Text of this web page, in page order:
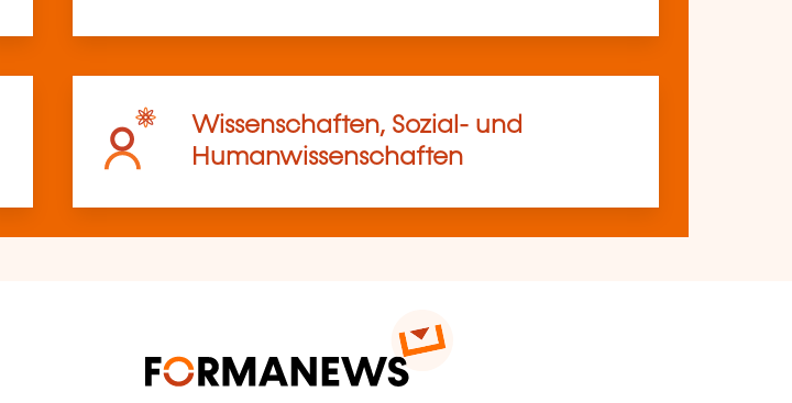
Wissenschaften, Sozial- und
Humanwissenschaften